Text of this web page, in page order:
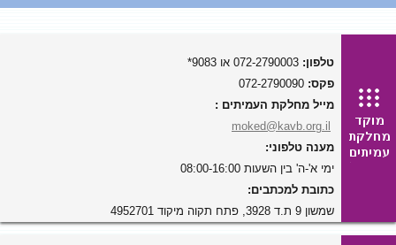
טלפון:
פקס:
מייל מחלקת העמיתים :
moked@kavb.org.il
מענה טלפוני:
ימי א'-ה' בין השעות 08:00-16:00
כתובת למכתבים:
שמשון 9 ת.ד 3928, פתח תקוה מיקוד 4952701